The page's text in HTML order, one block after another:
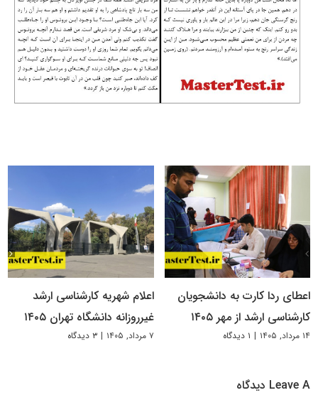
اعطای ردا کارت به دانشجویان
کارشناسی ارشد از مهر ۱۴۰۵
۱۴ مرداد, ۱۴۰۵ | ۱ دیدگاه
اعلام شهریه کارشناسی ارشد
غیرروزانه دانشگاه تهران ۱۴۰۵
۷ مرداد, ۱۴۰۵ | ۳ دیدگاه
Leave A دیدگاه